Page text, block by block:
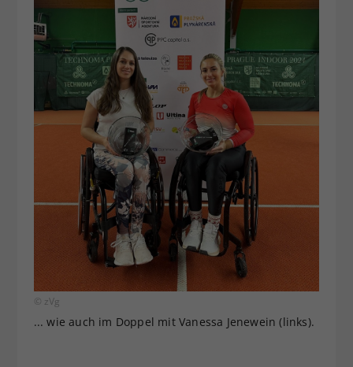
© zVg
... wie auch im Doppel mit Vanessa Jenewein (links).